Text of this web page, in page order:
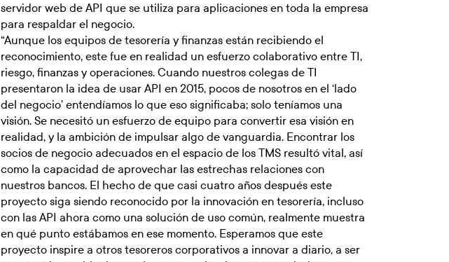
servidor web de API que se utiliza para aplicaciones en toda la empresa
para respaldar el negocio.
“Aunque los equipos de tesorería y finanzas están recibiendo el
reconocimiento, este fue en realidad un esfuerzo colaborativo entre TI,
riesgo, finanzas y operaciones. Cuando nuestros colegas de TI
presentaron la idea de usar API en 2015, pocos de nosotros en el ‘lado
del negocio’ entendíamos lo que eso significaba; solo teníamos una
visión. Se necesitó un esfuerzo de equipo para convertir esa visión en
realidad, y la ambición de impulsar algo de vanguardia. Encontrar los
socios de negocio adecuados en el espacio de los TMS resultó vital, así
como la capacidad de aprovechar las estrechas relaciones con
nuestros bancos. El hecho de que casi cuatro años después este
proyecto siga siendo reconocido por la innovación en tesorería, incluso
con las API ahora como una solución de uso común, realmente muestra
en qué punto estábamos en ese momento. Esperamos que este
proyecto inspire a otros tesoreros corporativos a innovar a diario, a ser